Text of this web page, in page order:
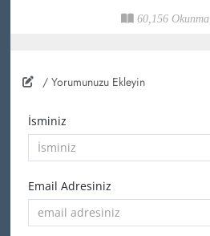
60,156 Okunma
/ Yorumunuzu Ekleyin
İsminiz
Email Adresiniz